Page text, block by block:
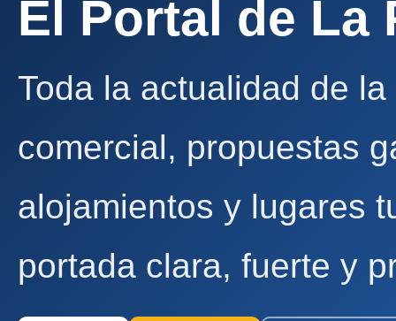
El Portal de La
Toda la actualidad de
comercial, propuestas
alojamientos y lugares
portada clara, fuerte y